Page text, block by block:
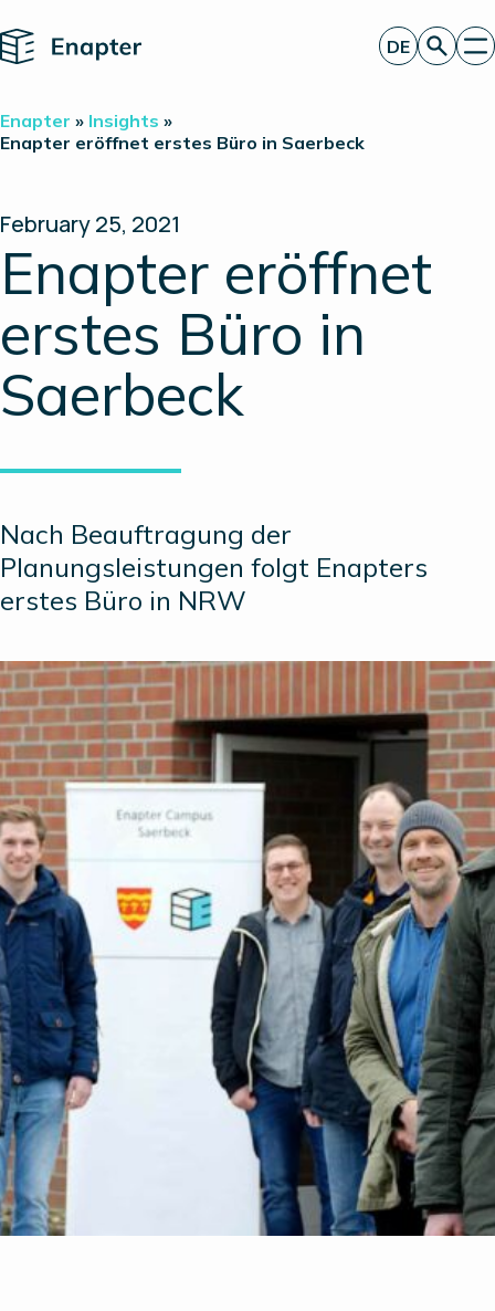
Home
Technologie
Partner
Über uns
Insights
Investor Relations
DE
Enapter » Insights »
Enapter eröffnet erstes Büro in Saerbeck
February 25, 2021
Enapter eröffnet
erstes Büro in
Saerbeck
Nach Beauftragung der
Planungsleistungen folgt Enapters
erstes Büro in NRW